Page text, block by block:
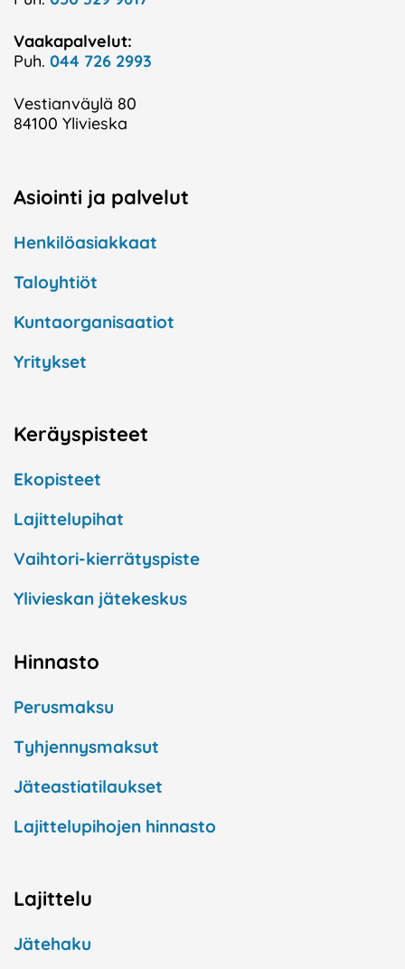
Vaakapalvelut:
Puh. 044 726 2993
Vestianväylä 80
84100 Ylivieska
Asiointi ja palvelut
Henkilöasiakkaat
Taloyhtiöt
Kuntaorganisaatiot
Yritykset
Keräyspisteet
Ekopisteet
Lajittelupihat
Vaihtori-kierrätyspiste
Ylivieskan jätekeskus
Hinnasto
Perusmaksu
Tyhjennysmaksut
Jäteastiatilaukset
Lajittelupihojen hinnasto
Lajittelu
Jätehaku